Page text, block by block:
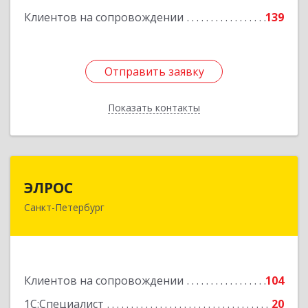
Клиентов на сопровождении 139
Отправить заявку
Показать контакты
Подробнее
Отправить заявку
Назад
ЭЛРОС
Санкт-Петербург
Клиентов на сопровождении
104
1С:Специалист
20
191024, Санкт-Петербург г, Тележная ул, дом №